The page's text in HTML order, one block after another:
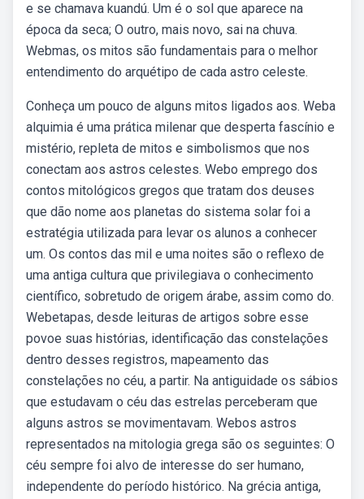
e se chamava kuandú. Um é o sol que aparece na
época da seca; O outro, mais novo, sai na chuva.
Webmas, os mitos são fundamentais para o melhor
entendimento do arquétipo de cada astro celeste.
Conheça um pouco de alguns mitos ligados aos. Weba
alquimia é uma prática milenar que desperta fascínio e
mistério, repleta de mitos e simbolismos que nos
conectam aos astros celestes. Webo emprego dos
contos mitológicos gregos que tratam dos deuses
que dão nome aos planetas do sistema solar foi a
estratégia utilizada para levar os alunos a conhecer
um. Os contos das mil e uma noites são o reflexo de
uma antiga cultura que privilegiava o conhecimento
científico, sobretudo de origem árabe, assim como do.
Webetapas, desde leituras de artigos sobre esse
povoe suas histórias, identificação das constelações
dentro desses registros, mapeamento das
constelações no céu, a partir. Na antiguidade os sábios
que estudavam o céu das estrelas perceberam que
alguns astros se movimentavam. Webos astros
representados na mitologia grega são os seguintes: O
céu sempre foi alvo de interesse do ser humano,
independente do período histórico. Na grécia antiga,